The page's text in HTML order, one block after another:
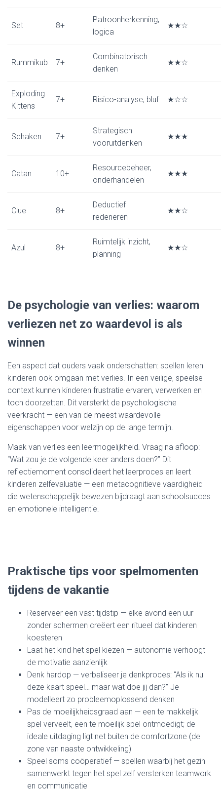
Set 8+
Patroonherkenning,
logica
★★☆
Rummikub 7+
Combinatorisch
denken
★★☆
Exploding
Kittens
7+ Risico-analyse, bluf ★☆☆
Schaken 7+
Strategisch
vooruitdenken
★★★
Catan 10+
Resourcebeheer,
onderhandelen
★★★
Clue 8+
Deductief
redeneren
★★☆
Azul 8+
Ruimtelijk inzicht,
planning
★★☆
De psychologie van verlies: waarom
verliezen net zo waardevol is als
winnen
Een aspect dat ouders vaak onderschatten: spellen leren
kinderen ook omgaan met verlies. In een veilige, speelse
context kunnen kinderen frustratie ervaren, verwerken en
toch doorzetten. Dit versterkt de psychologische
veerkracht — een van de meest waardevolle
eigenschappen voor welzijn op de lange termijn.
Maak van verlies een leermogelijkheid. Vraag na afloop:
“Wat zou je de volgende keer anders doen?” Dit
reflectiemoment consolideert het leerproces en leert
kinderen zelfevaluatie — een metacognitieve vaardigheid
die wetenschappelijk bewezen bijdraagt aan schoolsucces
en emotionele intelligentie.
Praktische tips voor spelmomenten
tijdens de vakantie
Reserveer een vast tijdstip — elke avond een uur
zonder schermen creëert een ritueel dat kinderen
koesteren
Laat het kind het spel kiezen — autonomie verhoogt
de motivatie aanzienlijk
Denk hardop — verbaliseer je denkproces: “Als ik nu
deze kaart speel… maar wat doe jij dan?” Je
modelleert zo probleemoplossend denken
Pas de moeilijkheidsgraad aan — een te makkelijk
spel verveelt, een te moeilijk spel ontmoedigt; de
ideale uitdaging ligt net buiten de comfortzone (de
zone van naaste ontwikkeling)
Speel soms coöperatief — spellen waarbij het gezin
samenwerkt tegen het spel zelf versterken teamwork
en communicatie